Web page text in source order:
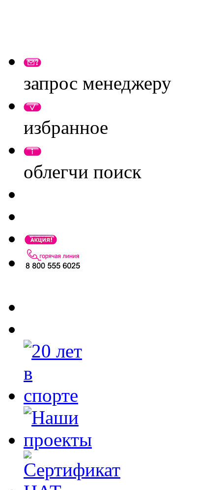
запрос менеджеру
избранное
облегчи поиск